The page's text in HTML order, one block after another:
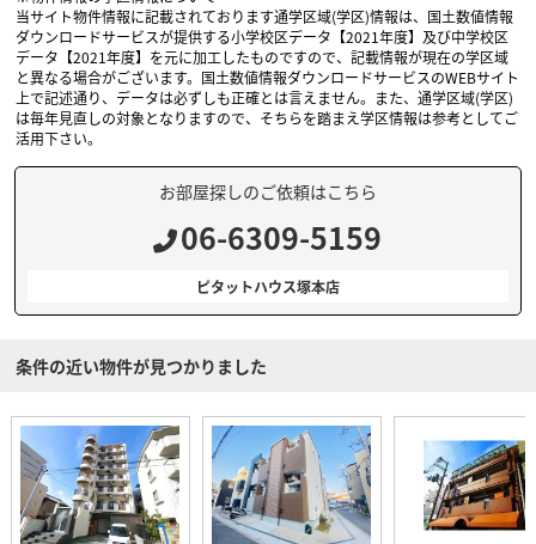
当サイト物件情報に記載されております通学区域(学区)情報は、国土数値情報
ダウンロードサービスが提供する小学校区データ【2021年度】及び中学校区
データ【2021年度】を元に加工したものですので、記載情報が現在の学区域
と異なる場合がございます。国土数値情報ダウンロードサービスのWEBサイト
上で記述通り、データは必ずしも正確とは言えません。また、通学区域(学区)
は毎年見直しの対象となりますので、そちらを踏まえ学区情報は参考としてご
活用下さい。
お部屋探しのご依頼はこちら
06-6309-5159
ピタットハウス塚本店
条件の近い物件が見つかりました